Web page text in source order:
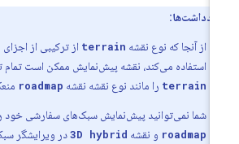
یادداشت‌ها:
از آنجا که نوع نقشهterrainاز ترکیبی از اجزای
استفاده می‌کند، نقشه پیش‌نمایش ممکن است تمام
terrainرا مانند نوع نقشه نقشهroadmapمنعکس
شما نمی‌توانید پیش‌نمایش سبک‌های سفارشی خود را
roadmapو نقشه3D hybrid در ویرایشگر سبک